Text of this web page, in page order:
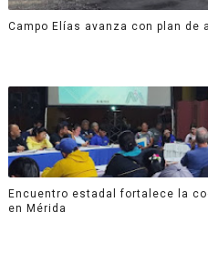
Campo Elías avanza con plan de
Encuentro estadal fortalece la
en Mérida